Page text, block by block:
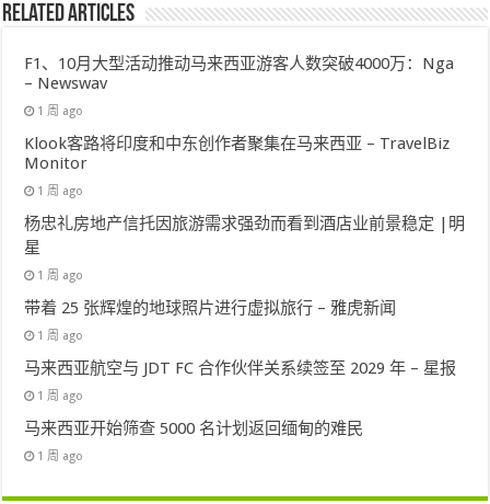
Related Articles
F1、10月大型活动推动马来西亚游客人数突破4000万：Nga
– Newswav
1 周 ago
Klook客路将印度和中东创作者聚集在马来西亚 – TravelBiz
Monitor
1 周 ago
杨忠礼房地产信托因旅游需求强劲而看到酒店业前景稳定 |明
星
1 周 ago
带着 25 张辉煌的地球照片进行虚拟旅行 – 雅虎新闻
1 周 ago
马来西亚航空与 JDT FC 合作伙伴关系续签至 2029 年 – 星报
1 周 ago
马来西亚开始筛查 5000 名计划返回缅甸的难民
1 周 ago